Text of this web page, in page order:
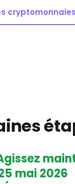
cryptomonnaies
mai 2026